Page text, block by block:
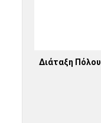
Διάταξη Πόλου